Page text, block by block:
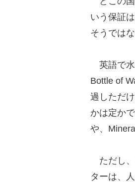
いう保証
そうでは
英語で水
Bottle of
過しただ
かは定か
や、
ただし、
ターは、